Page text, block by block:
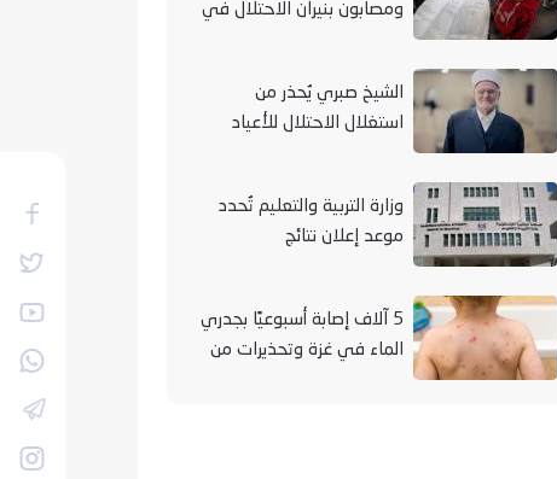
ومصابون بنيران الاحتلال في
الشيخ صبري يُحذر من
استغلال الاحتلال للأعياد
وزارة التربية والتعليم تُحدد
موعد إعلان نتائج
5 آلاف إصابة أسبوعيًا بجدري
الماء في غزة وتحذيرات من